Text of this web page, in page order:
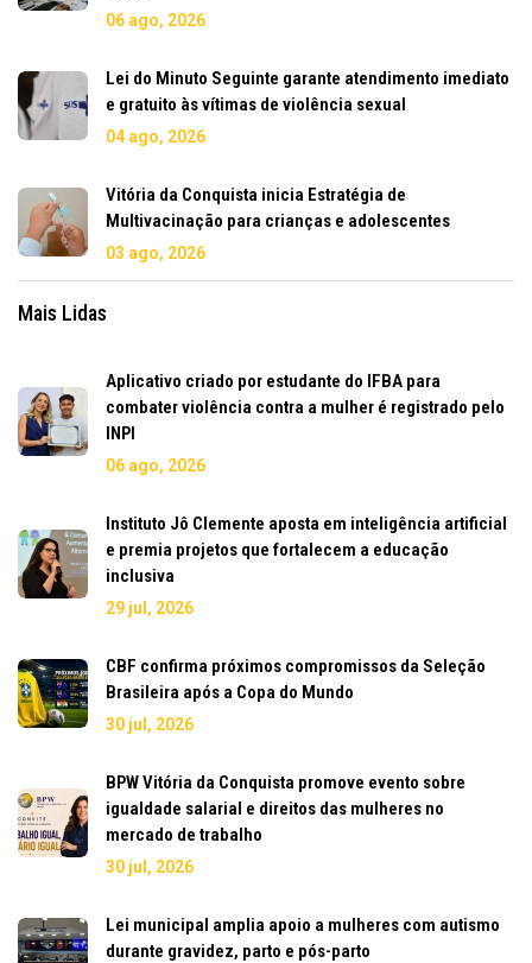
06 ago, 2026
Lei do Minuto Seguinte garante atendimento imediato
e gratuito às vítimas de violência sexual
04 ago, 2026
Vitória da Conquista inicia Estratégia de
Multivacinação para crianças e adolescentes
03 ago, 2026
Mais Lidas
Aplicativo criado por estudante do IFBA para
combater violência contra a mulher é registrado pelo
INPI
06 ago, 2026
Instituto Jô Clemente aposta em inteligência artificial
e premia projetos que fortalecem a educação
inclusiva
29 jul, 2026
CBF confirma próximos compromissos da Seleção
Brasileira após a Copa do Mundo
30 jul, 2026
BPW Vitória da Conquista promove evento sobre
igualdade salarial e direitos das mulheres no
mercado de trabalho
30 jul, 2026
Lei municipal amplia apoio a mulheres com autismo
durante gravidez, parto e pós-parto